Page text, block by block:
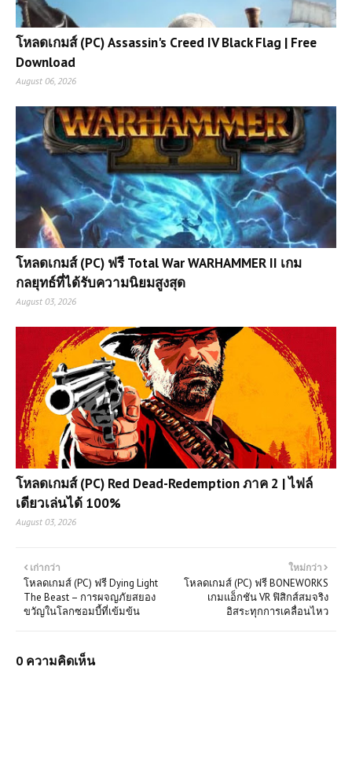
โหลดเกมส์ (PC) Assassin's Creed IV Black Flag | Free
Download
August 06, 2026
โหลดเกมส์ (PC) ฟรี Total War WARHAMMER II เกม
กลยุทธ์ที่ได้รับความนิยมสูงสุด
August 03, 2026
โหลดเกมส์ (PC) Red Dead-Redemption ภาค 2 | ไฟล์
เดียวเล่นได้ 100%
August 03, 2026
ใหม่กว่า
โหลดเกมส์ (PC) ฟรี BONEWORKS
เกมแอ็กชัน VR ฟิสิกส์สมจริง
อิสระทุกการเคลื่อนไหว
เก่ากว่า
โหลดเกมส์ (PC) ฟรี Dying Light
The Beast – การผจญภัยสยอง
ขวัญในโลกซอมบี้ที่เข้มข้น
0 ความคิดเห็น